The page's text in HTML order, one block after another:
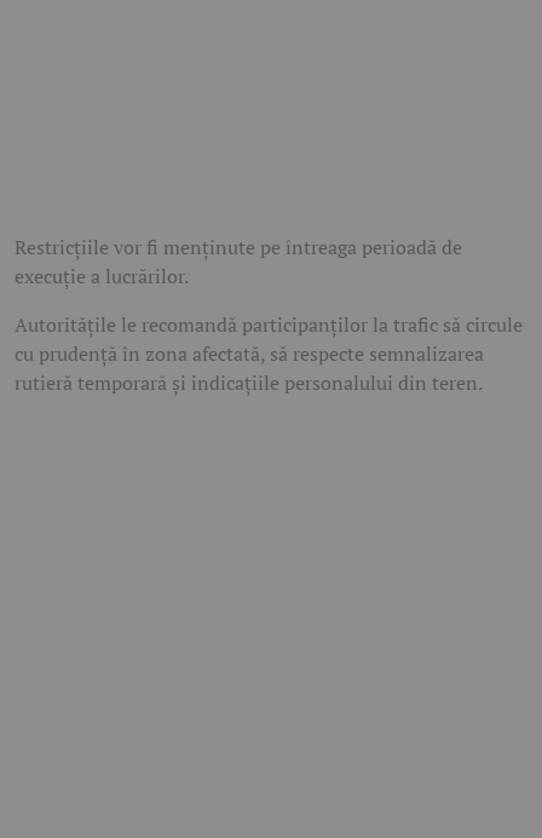
Restricțiile vor fi menținute pe întreaga perioadă de
execuție a lucrărilor.
Autoritățile le recomandă participanților la trafic să circule
cu prudență în zona afectată, să respecte semnalizarea
rutieră temporară și indicațiile personalului din teren.